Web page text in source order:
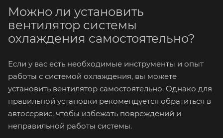
Можно ли установить
вентилятор системы
охлаждения самостоятельно?
Если у вас есть необходимые инструменты и опыт
работы с системой охлаждения, вы можете
установить вентилятор самостоятельно. Однако для
правильной установки рекомендуется обратиться в
автосервис, чтобы избежать повреждений и
неправильной работы системы.